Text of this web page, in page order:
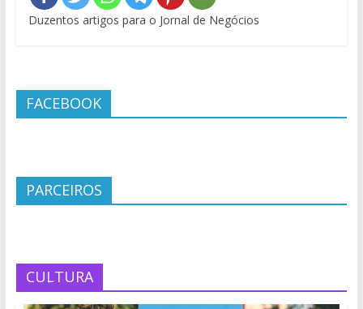
Duzentos artigos para o Jornal de Negócios
FACEBOOK
PARCEIROS
CULTURA